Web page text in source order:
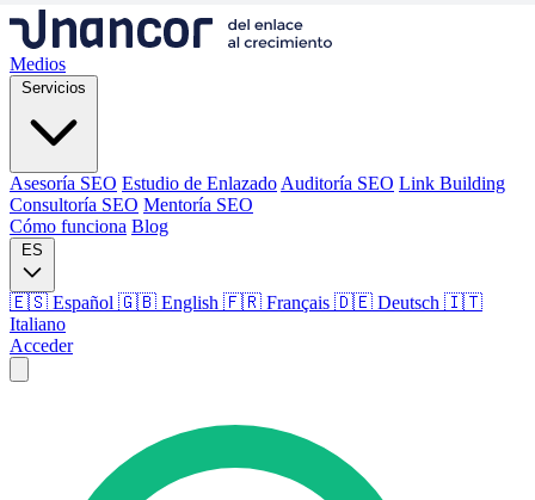
Medios
Servicios
Asesoría SEO Estudio de Enlazado Auditoría SEO Link Building
Consultoría SEO Mentoría SEO
Cómo funciona Blog
ES
🇪🇸 Español 🇬🇧 English 🇫🇷 Français 🇩🇪 Deutsch 🇮🇹
Italiano
Acceder